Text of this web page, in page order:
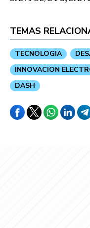
TEMAS
TECNOLOGIA
INNOVACION
DASH